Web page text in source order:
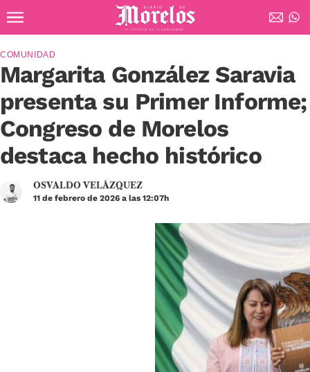
Diario de Morelos
Margarita González Saravia
presenta su Primer Informe;
Congreso de Morelos
destaca hecho histórico
COMUNIDAD
OSVALDO VELÁZQUEZ
11 de febrero de 2026 a las 12:07h